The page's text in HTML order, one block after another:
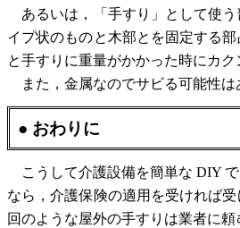
あるいは，「手すり」として使う
イプ状のものと木部とを固定する
と手すりに重量がかかった時にカ
また，金属なのでサビる可能性は
● おわりに
こうして介護設備を簡単な DIY
なら，介護保険の適用を受ければ
回のような屋外の手すりは業者に